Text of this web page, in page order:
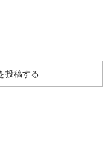
投稿する